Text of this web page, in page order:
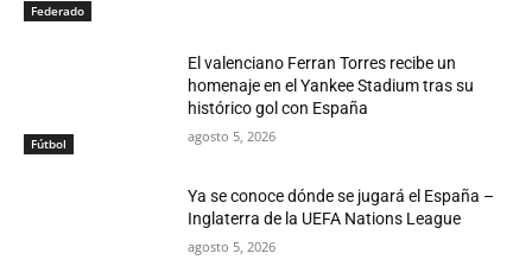
Federado
Fútbol
El valenciano Ferran Torres recibe un
homenaje en el Yankee Stadium tras su
histórico gol con España
agosto 5, 2026
Ya se conoce dónde se jugará el España –
Inglaterra de la UEFA Nations League
agosto 5, 2026